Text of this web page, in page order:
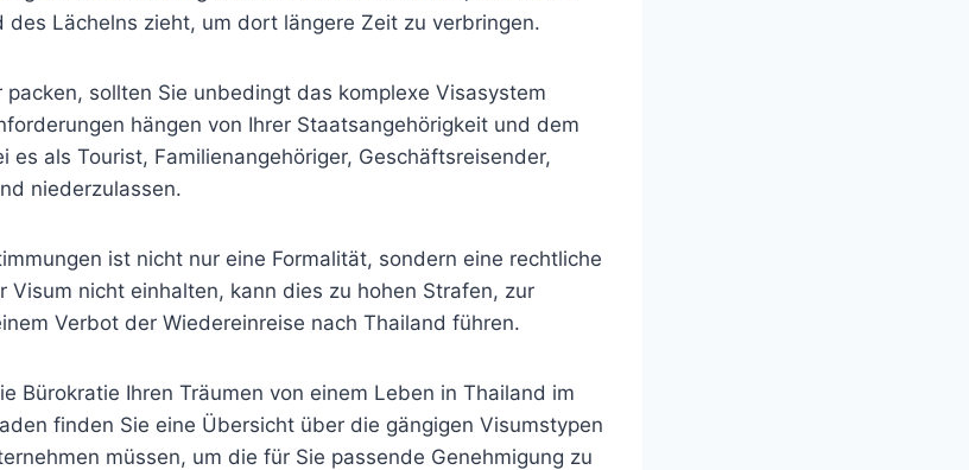
des Lächelns zieht, um dort längere Zeit zu verbringen.
packen, sollten Sie unbedingt das komplexe Visasystem
hängen von Ihrer Staatsangehörigkeit und dem
es als Tourist, Familienangehöriger, Geschäftsreisender,
niederzulassen.
ist nicht nur eine Formalität, sondern eine rechtliche
Visum nicht einhalten, kann dies zu hohen Strafen, zur
Verbot der Wiedereinreise nach Thailand führen.
Bürokratie Ihren Träumen von einem Leben in Thailand im
finden Sie eine Übersicht über die gängigen Visumstypen
müssen, um die für Sie passende Genehmigung zu